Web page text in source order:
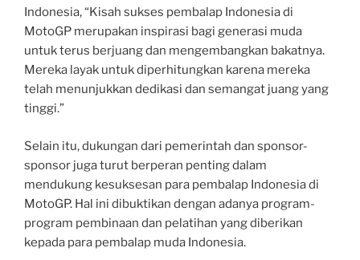
Indonesia, “Kisah sukses pembalap Indonesia di
MotoGP merupakan inspirasi bagi generasi muda
untuk terus berjuang dan mengembangkan bakatnya.
Mereka layak untuk diperhitungkan karena mereka
telah menunjukkan dedikasi dan semangat juang yang
tinggi.”
Selain itu, dukungan dari pemerintah dan sponsor-
sponsor juga turut berperan penting dalam
mendukung kesuksesan para pembalap Indonesia di
MotoGP. Hal ini dibuktikan dengan adanya program-
program pembinaan dan pelatihan yang diberikan
kepada para pembalap muda Indonesia.